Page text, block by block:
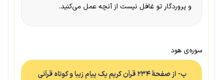
و پروردگار تو غافل نیست از آنچه عمل می‌کنید.
سوره‌ی هود
ب- از صفحهٔ ۲۳۴ قرآن کریم یک پیام زیبا و کوتاه قرآنی